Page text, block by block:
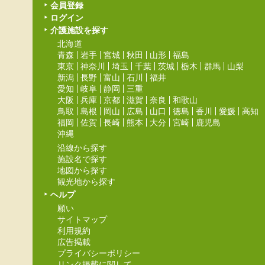
会員登録
ログイン
介護施設を探す
北海道
青森
岩手 宮城 秋田 山形
福島
東京
神奈川 埼玉 千葉 茨城 栃木 群馬
山梨
新潟
長野 富山 石川
福井
愛知
岐阜 静岡
三重
大阪
兵庫 京都 滋賀 奈良
和歌山
鳥取
島根 岡山 広島 山口 徳島 香川 愛媛
高知
福岡
佐賀 長崎 熊本 大分 宮崎
鹿児島
沖縄
沿線から探す
施設名で探す
地図から探す
観光地から探す
ヘルプ
願い
サイトマップ
利用規約
広告掲載
プライバシーポリシー